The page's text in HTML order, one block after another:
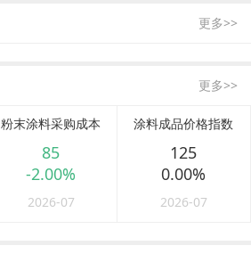
更多>>
更多>>
粉末涂料采购成本
85
-2.00%
2026-07
涂料成品价格指数
125
0.00%
2026-07